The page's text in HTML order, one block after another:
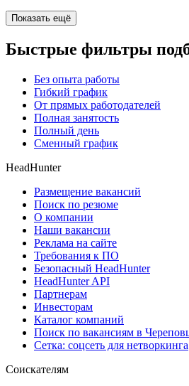
Показать ещё
Быстрые фильтры
Без опыта работы
Гибкий график
От прямых работодателей
Полная занятость
Полный день
Сменный график
HeadHunter
Размещение вакансий
Поиск по резюме
О компании
Наши вакансии
Реклама на сайте
Требования к ПО
Безопасный HeadHunter
HeadHunter API
Партнерам
Инвесторам
Каталог компаний
Поиск по вакансиям в
Сетка: соцсеть для нетворкинга
Соискателям